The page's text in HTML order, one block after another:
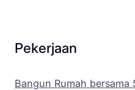
Pekerjaan
Bangun Rumah bersama